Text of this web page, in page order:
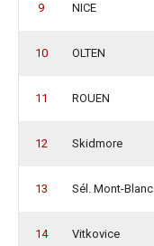
9 NICE
10 OLTEN
11 ROUEN
12 Skidmore
13 Sél. Mont-Blanc
14 Vitkovice